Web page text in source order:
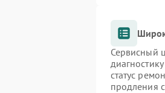
Сервисный
статус
продления